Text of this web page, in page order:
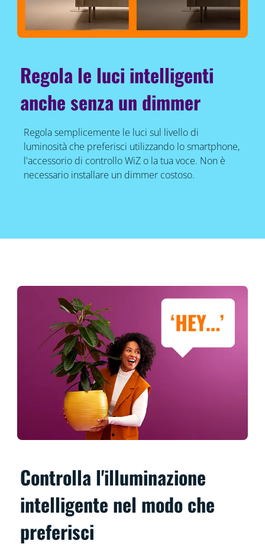
Regola le luci intelligenti
anche senza un dimmer
Regola semplicemente le luci sul livello di
luminosità che preferisci utilizzando lo smartphone,
l'accessorio di controllo WiZ o la tua voce. Non è
necessario installare un dimmer costoso.
Controlla l'illuminazione
intelligente nel modo che
preferisci